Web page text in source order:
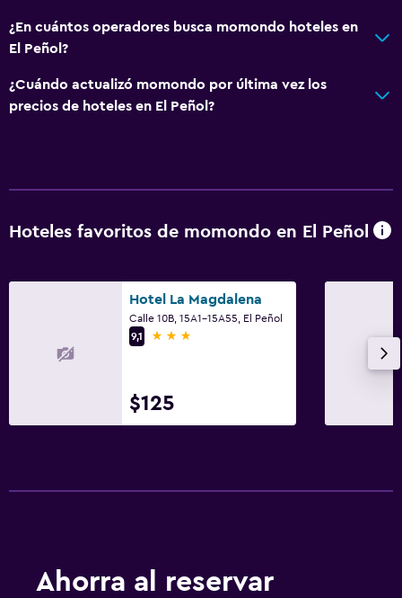
¿En cuántos operadores busca momondo hoteles en
El Peñol?
¿Cuándo actualizó momondo por última vez los
precios de hoteles en El Peñol?
Hoteles favoritos de momondo en El Peñol
Hotel La Magdalena
Calle 10B, 15A1-15A55, El Peñol
9,1
3 estrellas
$125
Ahorra al reservar